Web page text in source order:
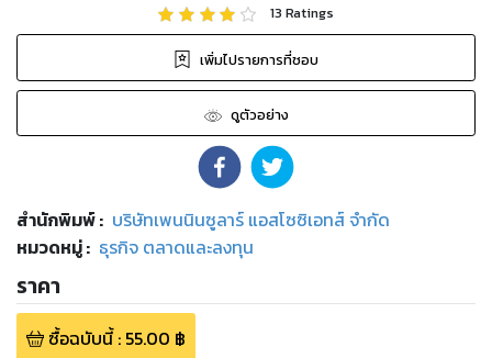
13 Ratings
เพิ่มไปรายการที่ชอบ
ดูตัวอย่าง
สำนักพิมพ์: บริษัทเพนนินซูลาร์ แอสโซซิเอทส์ จำกัด
หมวดหมู่: ธุรกิจ ตลาดและลงทุน
ราคา
ซื้อฉบับนี้: 55.00 ฿